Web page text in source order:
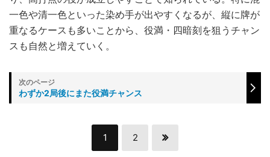
一色や清一色といった染め手が出やすくなるが、縦に牌が
重なるケースも多いことから、役満・四暗刻を狙うチャン
スも自然と増えていく。
わずか2局後にまた役満チャンス
1 2